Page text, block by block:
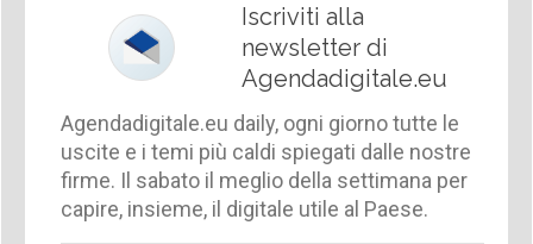
Iscriviti alla
newsletter di
Agendadigitale.eu
Agendadigitale.eu daily, ogni giorno tutte le
uscite e i temi più caldi spiegati dalle nostre
firme. Il sabato il meglio della settimana per
capire, insieme, il digitale utile al Paese.